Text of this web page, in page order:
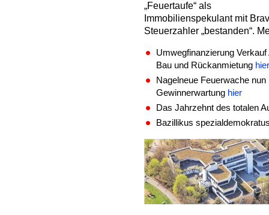
„Feuertaufe“ als
Immobilienspekulant mit
Steuerzahler „bestanden“.
Umwegfinanzierung
Bau und Rückanmietung hier
Nagelneue Feuerwache
Gewinnerwartung hier
Das Jahrzehnt des totalen
Bazillikus